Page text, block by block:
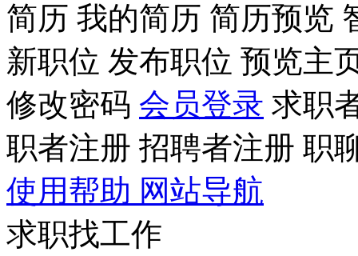
简历 我的简历 简历预览
新职位 发布职位 预览主
修改密码 会员登录 求职
职者注册 招聘者注册 职
使用帮助 网站导航
求职找工作